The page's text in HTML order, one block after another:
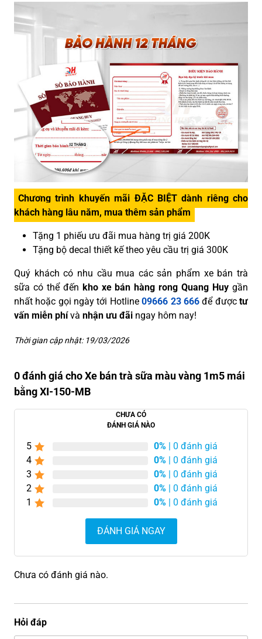
Chương trình khuyến mãi ĐẶC BIỆT dành riêng cho
khách hàng lâu năm, mua thêm sản phẩm
Tặng 1 phiếu ưu đãi mua hàng trị giá 200K
Tặng bộ decal thiết kế theo yêu cầu trị giá 300K
Quý khách có nhu cầu mua các sản phẩm xe bán trà
sữa có thể đến kho xe bán hàng rong Quang Huy gần
nhất hoặc gọi ngày tới Hotline09666 23 666để đượctư
vấn miễn phívà nhận ưu đãi ngay hôm nay!
Thời gian cập nhật: 19/03/2026
0 đánh giá cho Xe bán trà sữa màu vàng 1m5 mái
bằng XI-150-MB
CHƯA CÓ
ĐÁNH GIÁ NÀO
5 0% | 0 đánh giá
4
0% | 0 đánh giá
3
0% | 0 đánh giá
2
0% | 0 đánh giá
1
0% | 0 đánh giá
ĐÁNH GIÁ NGAY
Chưa có đánh giá nào.
Hỏi đáp